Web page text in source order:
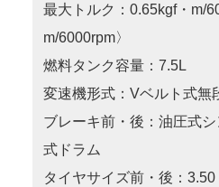
最大トルク：0.65kgf・m/
m/6000rpm〉
燃料タンク容量：7.5L
変速機形式：Vベルト式無
ブレーキ前・後：油圧式
式ドラム
タイヤサイズ前・後：